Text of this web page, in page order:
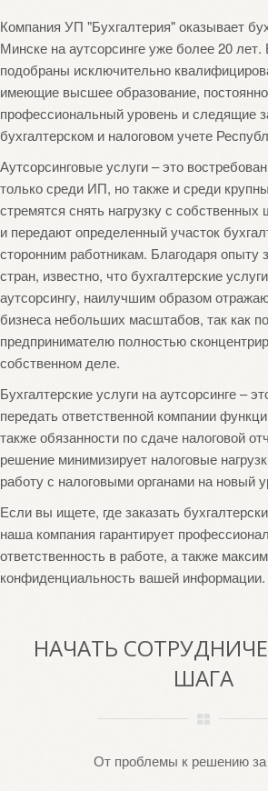
Компания УП "Бухгалтерия" оказывает
Минске на аутсорсинге уже более 20
подобраны исключительно
имеющие высшее образование,
профессиональный уровень и следящие
бухгалтерском и налоговом учете
Аутсорсинговые услуги – это
только среди ИП, но также и среди
стремятся снять нагрузку с
и передают определенный участок
сторонним работникам. Благодаря опыту
стран, известно, что бухгалтерские
аутсорсингу, наилучшим образом
бизнеса небольших масштабов, так как
предпринимателю полностью
собственном деле.
Бухгалтерские услуги на аутсорсинге –
передать ответственной компании
также обязанности по сдаче налоговой
решение минимизирует налоговые
работу с налоговыми органами на новый
Если вы ищете, где заказать
наша компания гарантирует
ответственность в работе, а также
конфиденциальность вашей информации.
НАЧАТЬ
ШАГА
От проблемы к решению за